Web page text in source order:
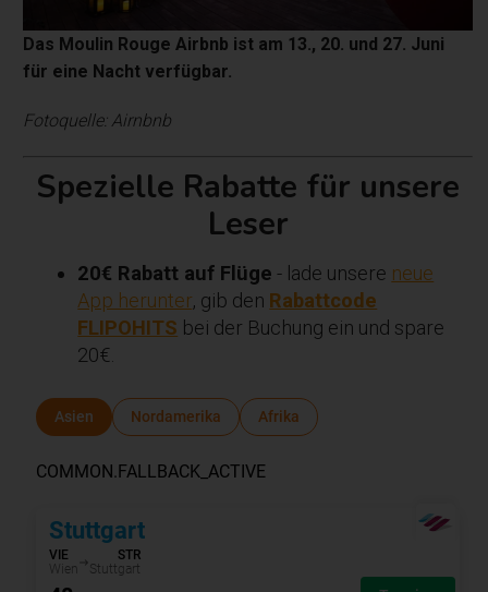
Das Moulin Rouge Airbnb ist am 13., 20. und 27. Juni
für eine Nacht verfügbar.
Fotoquelle: Airnbnb
Spezielle Rabatte für unsere
Leser
20€ Rabatt auf Flüge - lade unsere neue
App herunter, gib den Rabattcode
FLIPOHITS bei der Buchung ein und spare
20€.